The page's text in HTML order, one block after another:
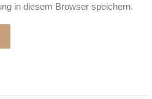
in diesem Browser speichern.